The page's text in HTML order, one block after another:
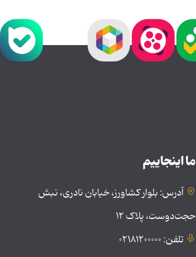
ما اینجاییم
آدرس: بلوار کشاورز، خیابان نادری، نبش
حجت‌دوست، پلاک ۱۲
تلفن: ۰۲۱۸۱۲۰۰۰۰۰